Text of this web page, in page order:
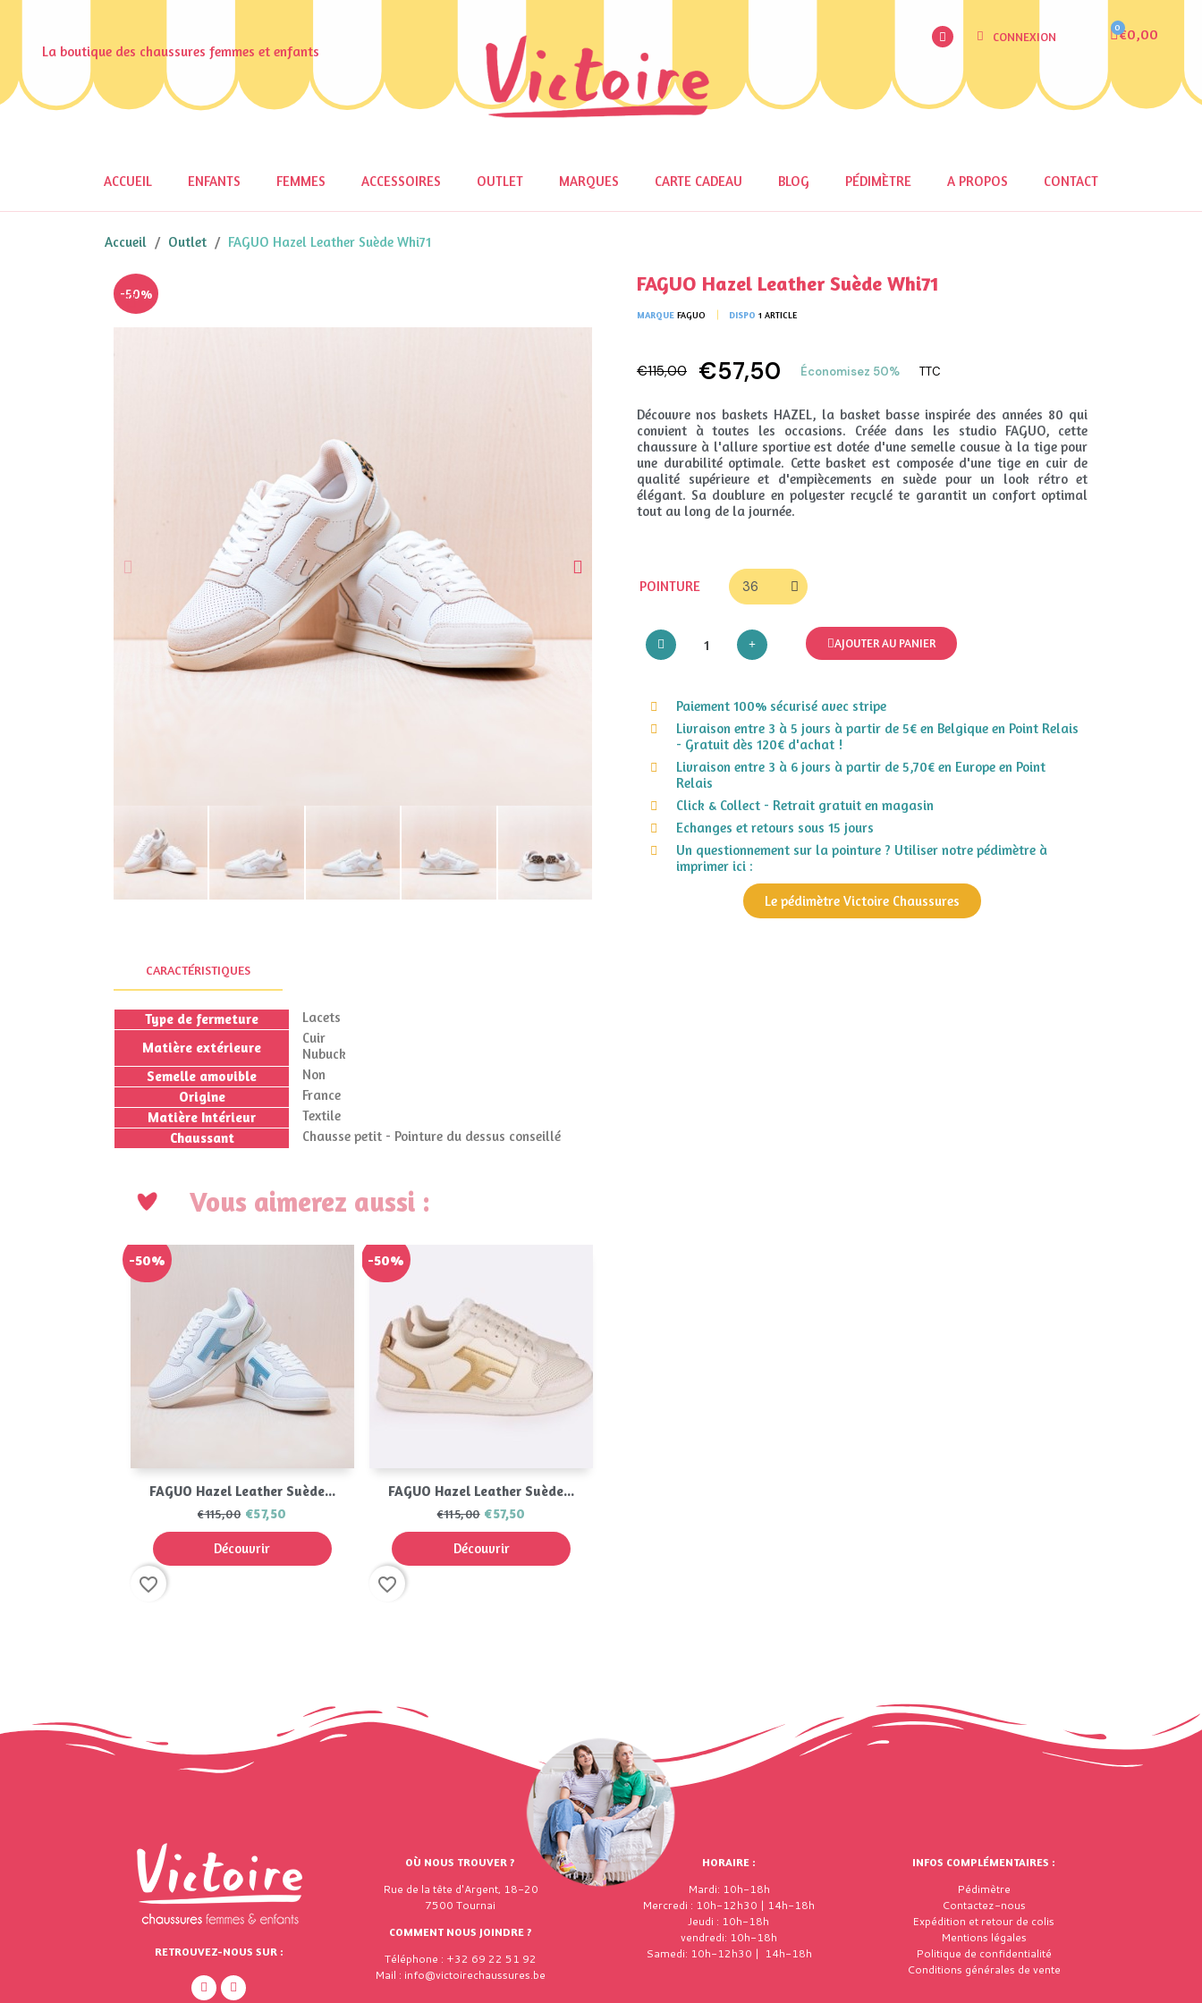
La boutique des chaussures femmes et enfants
CONNEXION €0,00
ACCUEIL ENFANTS FEMMES ACCESSOIRES OUTLET MARQUES CARTE CADEAU BLOG PÉDIMÈTRE A PROPOS CONTACT
Accueil Outlet FAGUO Hazel Leather Suède Whi71
-50% FAGUO Hazel Leather Suède Whi71
MARQUE FAGUO DISPO 1 ARTICLE
€115,00 €57,50 Économisez 50% TTC
Découvre nos baskets HAZEL, la basket basse inspirée des années 80 qui
convient à toutes les occasions. Créée dans les studio FAGUO, cette
chaussure à l'allure sportive est dotée d'une semelle cousue à la tige pour
une durabilité optimale. Cette basket est composée d'une tige en cuir de
qualité supérieure et d'empiècements en suède pour un look rétro et
élégant. Sa doublure en polyester recyclé te garantit un confort optimal
tout au long de la journée.
POINTURE
AJOUTER AU PANIER
Paiement 100% sécurisé avec stripe
Livraison entre 3 à 5 jours à partir de 5€ en Belgique en Point Relais
- Gratuit dès 120€ d'achat !
Livraison entre 3 à 6 jours à partir de 5,70€ en Europe en Point
Relais
Click & Collect - Retrait gratuit en magasin
Echanges et retours sous 15 jours
Un questionnement sur la pointure ? Utiliser notre pédimètre à
imprimer ici :
Le pédimètre Victoire Chaussures
CARACTÉRISTIQUES
Type de fermeture
Lacets
Matière extérieure
Cuir
Nubuck
Semelle amovible
Non
Origine
France
Matière Intérieur
Textile
Chaussant
Chausse petit - Pointure du dessus conseillé
Vous aimerez aussi :
Aperçu rapide
FAGUO Hazel Leather Suède...
€115,00 €57,50
Découvrir
-50%
favorite_border
Aperçu rapide
FAGUO Hazel Leather Suède...
€115,00 €57,50
Découvrir
-50%
favorite_border
RETROUVEZ-NOUS SUR :
OÙ NOUS TROUVER ?
Rue de la tête d'Argent, 18-20
7500 Tournai
COMMENT NOUS JOINDRE ?
Téléphone : +32 69 22 51 92
Mail : info@victoirechaussures.be
HORAIRE :
Mardi: 10h-18h
Mercredi : 10h-12h30 | 14h-18h
Jeudi : 10h-18h
vendredi: 10h-18h
Samedi: 10h-12h30 | 14h-18h
INFOS COMPLÉMENTAIRES :
Pédimètre
Contactez-nous
Expédition et retour de colis
Mentions légales
Politique de confidentialité
Conditions générales de vente